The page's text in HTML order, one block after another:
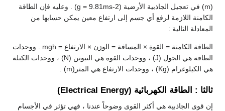
(m) في تعجيل الجاذبية الأرضية (g = 9.81ms-2) . وعليه فإن الطاقة
الكامنة اللازمة لرفع أي جسم إلى ارتفاع معين يمكن حسابها من
المعادلة التالية :
الطاقة الكامنة = القوة × المسافة = الوزن × الارتفاع = mgh . ووحدات
الطاقة هي الجول (J) ، ووحدات القوه هي النيوتن (N) ، ووحدات الكتلة
هي الكيلوغرام (Kg) ، ووحدات الارتفاع هي المتر(m) .
ثالثا : الطاقة الكهربائية (Electrical Energy)
إن قوى الجاذبية هي أكثر القوى وضوحاً عندنا ، فهي تؤثر في الأجسام